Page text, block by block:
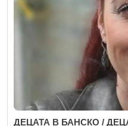
ДЕЦАТА В БАНСКО /